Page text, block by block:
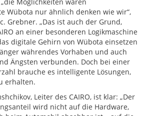
Wübota nur ähnlich denken wie wir“,
Grebner. „Das ist auch der Grund,
an einer besonderen Logikmaschine
digitale Gehirn von Wübota einsetzen
währendes Vorhaben und auch
Ängsten verbunden. Doch bei einer
brauche es intelligente Lösungen,
erhalten.
Leiter des CAIRO, ist klar: „Der
wird nicht auf die Hardware,